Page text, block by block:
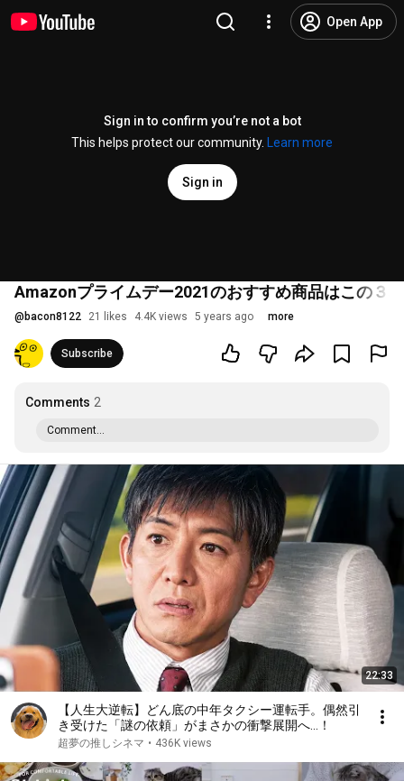
Open App
Sign in to confirm you’re not a bot
This helps protect our community.
Learn more
Sign in
Amazonプライムデー2021のおすすめ商品はこの３
@ bacon8122 21 likes 4.4K views 5 years ago more
Subscribe
Comments 2
Comment...
22:33
【人生大逆転】どん底の中年タクシー運転手。偶然引
き受けた「謎の依頼」がまさかの衝撃展開へ…！
超夢の推しシネマ • 436K views